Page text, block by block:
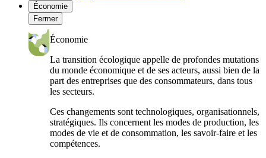
Économie
Fermer
Économie
La transition écologique appelle de profondes mutations
du monde économique et de ses acteurs, aussi bien de la
part des entreprises que des consommateurs, dans tous
les secteurs.
Ces changements sont technologiques, organisationnels,
stratégiques. Ils concernent les modes de production, les
modes de vie et de consommation, les savoir-faire et les
compétences.